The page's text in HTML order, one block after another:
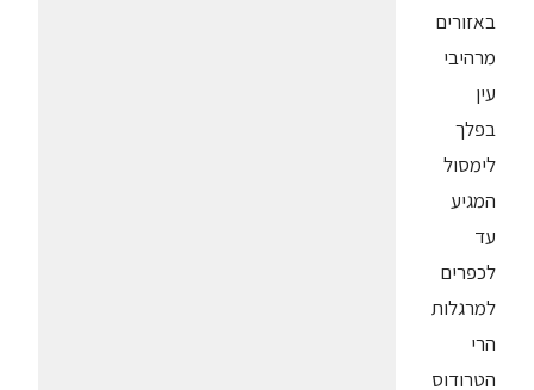
באזורים
מרהיבי
עין
בפלך
לימסול
המגיע
עד
לכפרים
למרגלות
הרי
הטרודוס